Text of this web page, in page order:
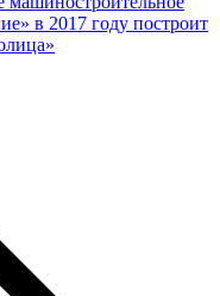
в 2017 году построит